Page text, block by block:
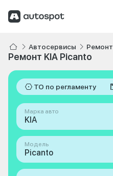
Автосервисы Ремонт
Ремонт KIA Picanto
ТО по регламенту
Марка авто
KIA
Модель
Picanto